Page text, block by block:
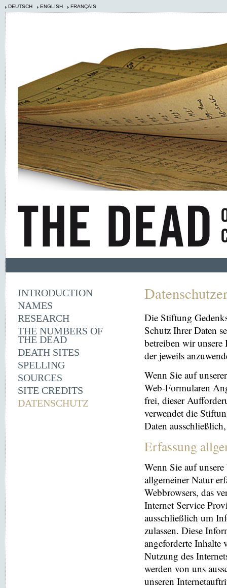
DEUTSCH ENGLISH FRANÇAIS
INTRODUCTION
NAMES
RESEARCH
THE NUMBERS OF
THE DEAD
DEATH SITES
SPELLING
SOURCES
SITE CREDITS
DATENSCHUTZ
Die Stiftung
Schutz Ihrer Daten
betreiben wir
der jeweils
Wenn Sie auf
Web-Formularen
frei, dieser
verwendet die
Daten
Erfassung
Wenn Sie auf
allgemeiner Natur
Webbrowsers, das
Internet Service
ausschließlich um
zulassen. Diese
angeforderte Inhalte
Nutzung des
werden von uns
unseren